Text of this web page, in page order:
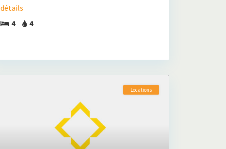
détails
4
4
Locations